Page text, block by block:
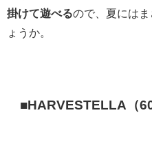
掛けて遊べるので、夏にはま
ょうか。
■HARVESTELLA（